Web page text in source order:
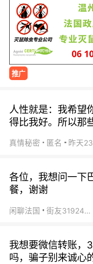
推广
人性就是：我希望
得比我好。所以那
真情秘密 匿名 昨天
各位，我想问一下
餐，谢谢
闲聊法国 街友31924072
我想要微信转账，
吗，骗子别来诚心